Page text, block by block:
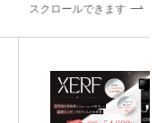
スクロールできます